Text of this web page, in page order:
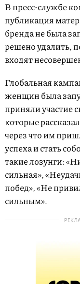
В пресс-службе
публикация
бренда не была
решено удалить,
входят
Глобальная
женщин была
приняли участие
которые
через что им
успеха и стать
такие лозунги:
сильная»,
побед», «Не
сильным».